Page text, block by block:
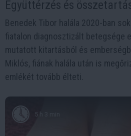
Együttérzés és
Benedek Tibor halála 2020-ban
fiatalon diagnosztizált betegsége
mutatott kitartásból és
Miklós, fiának halála után is
emlékét tovább élteti.
5 h 3 min